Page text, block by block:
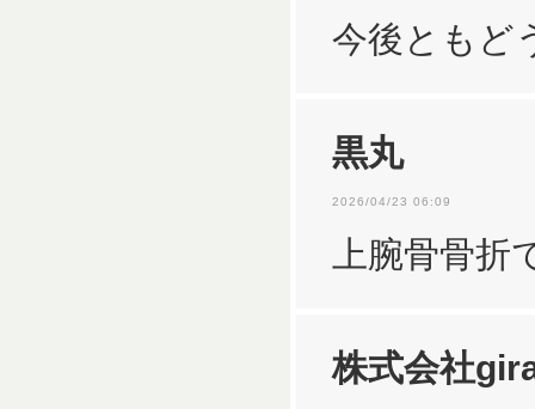
今後ともど
黒丸
2026/04/23 06:09
上腕骨骨
株式会社